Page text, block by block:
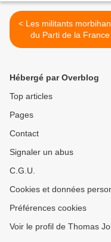
< Les militants morbihanais
du Parti de la France
préparent les
Hébergé par Overblog
Top articles
Pages
Contact
Signaler un abus
C.G.U.
Cookies et données
Préférences cookies
Voir le profil de Thomas